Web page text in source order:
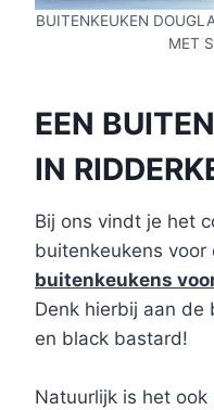
BUITENKEUKEN
MET
EEN
IN
Bij ons vindt je het
buitenkeukens voor
buitenkeukens
Denk hierbij aan de
en black bastard!
Natuurlijk is het ook